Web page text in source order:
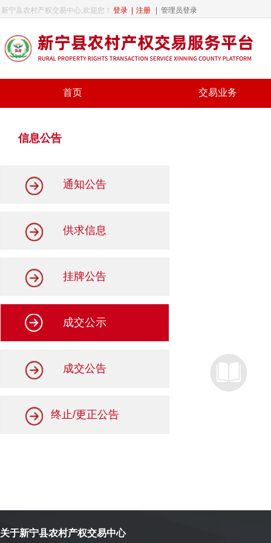
新宁县农村产权交易中心,欢迎您！ 登录 注册 管理员登录
首页 交易业务
信息公告
通知公告
供求信息
挂牌公告
成交公示
成交公告
终止/更正公告
关于新宁县农村产权交易中心